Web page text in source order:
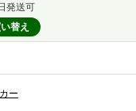
発送可
替え
ー